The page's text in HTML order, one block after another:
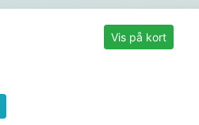
Vis på kort